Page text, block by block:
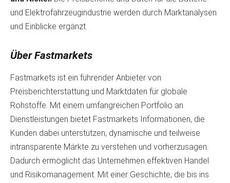
und Elektrofahrzeugindustrie werden durch Marktanalysen
und Einblicke ergänzt.
Über Fastmarkets
Fastmarkets ist ein führender Anbieter von
Preisberichterstattung und Marktdaten für globale
Rohstoffe. Mit einem umfangreichen Portfolio an
Dienstleistungen bietet Fastmarkets Informationen, die
Kunden dabei unterstützen, dynamische und teilweise
intransparente Märkte zu verstehen und vorherzusagen.
Dadurch ermöglicht das Unternehmen effektiven Handel
und Risikomanagement. Mit einer Geschichte, die bis ins